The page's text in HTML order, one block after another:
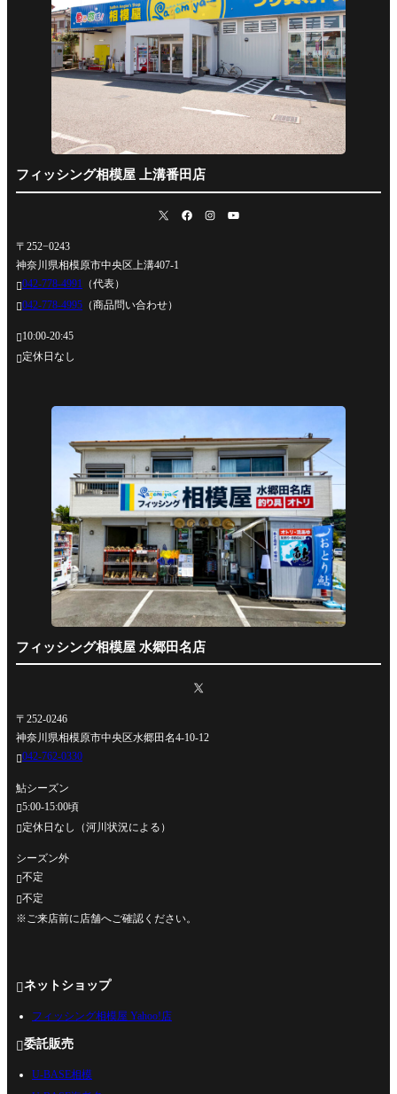
フィッシング相模屋 上溝番田店
〒252−0243
神奈川県相模原市中央区上溝407-1
042-778-4991 （代表）
042-778-4995 （商品問い合わせ）
10:00-20:45
定休日なし
フィッシング相模屋 水郷田名店
〒252-0246
神奈川県相模原市中央区水郷田名4-10-12
042-762-0330
鮎シーズン
5:00-15:00頃
定休日なし（河川状況による）
シーズン外
不定
不定
※ご来店前に店舗へご確認ください。
ネットショップ
フィッシング相模屋 Yahoo!店
委託販売
U-BASE相模